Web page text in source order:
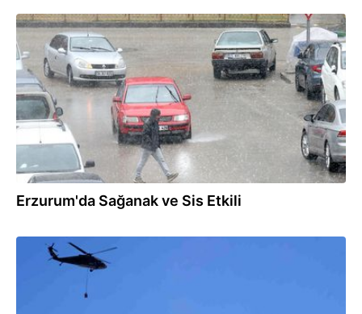
02.05.2025
Erzurum'da Sağanak ve Sis Etkili
06.03.2025